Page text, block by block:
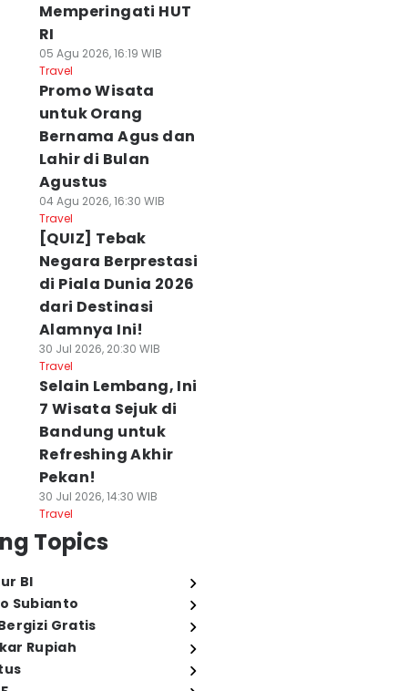
Memperingati HUT
RI
05 Agu 2026, 16:19 WIB
Travel
Promo Wisata
untuk Orang
Bernama Agus dan
Lahir di Bulan
Agustus
04 Agu 2026, 16:30 WIB
Travel
[QUIZ] Tebak
Negara Berprestasi
di Piala Dunia 2026
dari Destinasi
Alamnya Ini!
30 Jul 2026, 20:30 WIB
Travel
Selain Lembang, Ini
7 Wisata Sejuk di
Bandung untuk
Refreshing Akhir
Pekan!
30 Jul 2026, 14:30 WIB
Travel
Topics
BI
Subianto
Gratis
Rupiah